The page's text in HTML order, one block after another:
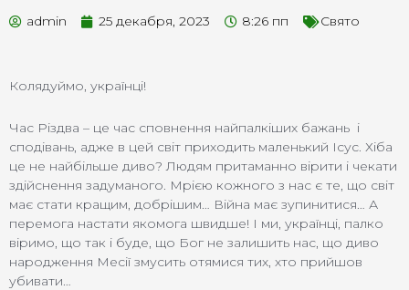
admin 25 декабря, 2023 8:26 пп Свято
Колядуймо, українці!
Час Різдва – це час сповнення найпалкіших бажань і
сподівань, адже в цей світ приходить маленький Ісус. Хіба
це не найбільше диво? Людям притаманно вірити і чекати
здійснення задуманого. Мрією кожного з нас є те, що світ
має стати кращим, добрішим… Війна має зупинитися… А
перемога настати якомога швидше! І ми, українці, палко
віримо, що так і буде, що Бог не залишить нас, що диво
народження Месії змусить отямися тих, хто прийшов
убивати…